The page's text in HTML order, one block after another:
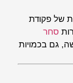
של פקודת
סחר
גם בכמויות